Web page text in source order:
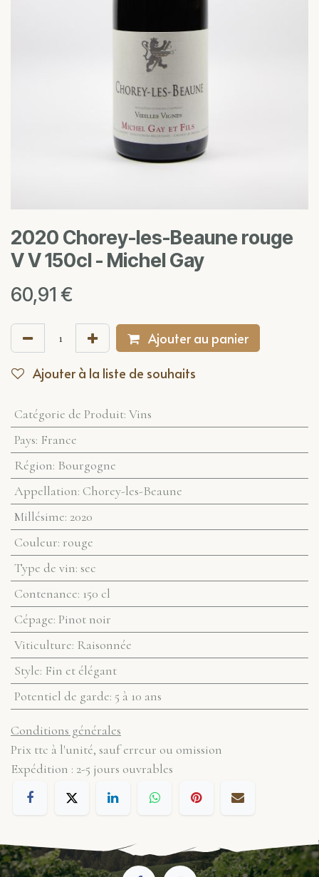
2020 Chorey-les-Beaune rouge
V V 150cl - Michel Gay
60,91 €
Ajouter au panier
Ajouter à la liste de souhaits
Catégorie de Produit: Vins
Pays: France
Région: Bourgogne
Appellation: Chorey-les-Beaune
Millésime: 2020
Couleur: rouge
Type de vin: sec
Contenance: 150 cl
Cépage: Pinot noir
Viticulture: Raisonnée
Style: Fin et élégant
Potentiel de garde: 5 à 10 ans
Conditions générales
Prix ttc à l'unité, sauf erreur ou omission
Expédition : 2-5 jours ouvrables